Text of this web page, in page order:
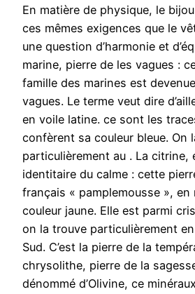
En matière de physique, le
ces mêmes exigences que le
une question d’harmonie et
marine, pierre de les vagues :
famille des marines est
vagues. Le terme veut dire
en voile latine. ce sont les
confèrent sa couleur bleue. On
particulièrement au . La citrine,
identitaire du calme : cette
français « pamplemousse », en
couleur jaune. Elle est parmi
on la trouve particulièrement
Sud. C’est la pierre de la
chrysolithe, pierre de la
dénommé d’Olivine, ce